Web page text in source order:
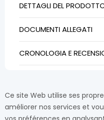
DETTAGLI DEL
DOCUMENTI ALLEGATI
CRONOLOGIA E
Ce site Web utilise ses
améliorer nos services et